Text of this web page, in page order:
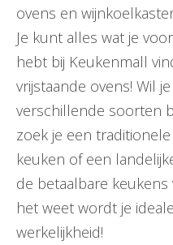
ovens en
Je kunt alles wat je
hebt bij Keukenmall
vrijstaande ovens! Wil
verschillende soorten
zoek je een
keuken of een
de betaalbare keukens
het weet wordt je
werkelijkheid!